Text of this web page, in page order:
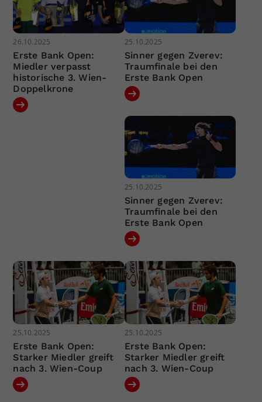
26.10.2025
Erste Bank Open:
Miedler verpasst
historische 3. Wien-
Doppelkrone
25.10.2025
Sinner gegen Zverev:
Traumfinale bei den
Erste Bank Open
25.10.2025
Sinner gegen Zverev:
Traumfinale bei den
Erste Bank Open
25.10.2025
Erste Bank Open:
Starker Miedler greift
nach 3. Wien-Coup
25.10.2025
Erste Bank Open:
Starker Miedler greift
nach 3. Wien-Coup